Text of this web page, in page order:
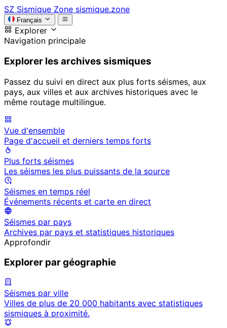
SZ Sismique Zone sismique.zone
Français
Explorer
Navigation principale
Explorer les archives sismiques
Passez du suivi en direct aux plus forts séismes, aux
pays, aux villes et aux archives historiques avec le
même routage multilingue.
Vue d'ensemble
Page d'accueil et derniers temps forts
Plus forts séismes
Les séismes les plus puissants de la source
Séismes en temps réel
Événements récents et carte en direct
Séismes par pays
Archives par pays et statistiques historiques
Approfondir
Explorer par géographie
Séismes par ville
Villes de plus de 20 000 habitants avec statistiques
sismiques à proximité.